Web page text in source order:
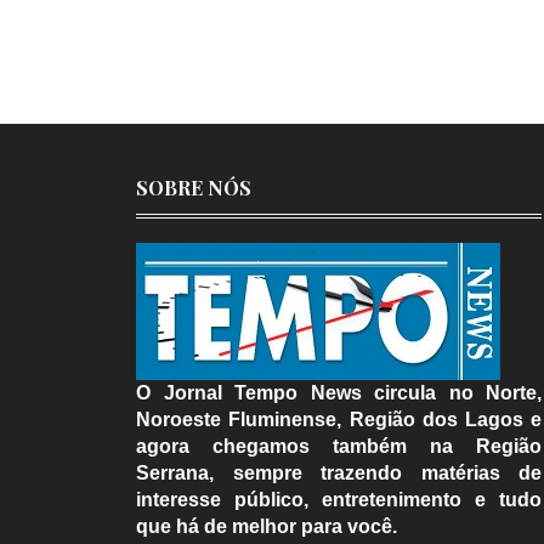
SOBRE NÓS
O Jornal Tempo News circula no Norte,
Noroeste Fluminense, Região dos Lagos e
agora chegamos também na Região
Serrana, sempre trazendo matérias de
interesse público, entretenimento e tudo
que há de melhor para você.